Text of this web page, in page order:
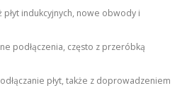
płyt indukcyjnych, nowe obwody i
podłączenia, często z przeróbką
płyt, także z doprowadzeniem